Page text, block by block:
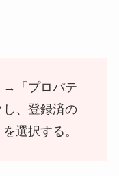
→「プロパテ
、登録済の
選択する。